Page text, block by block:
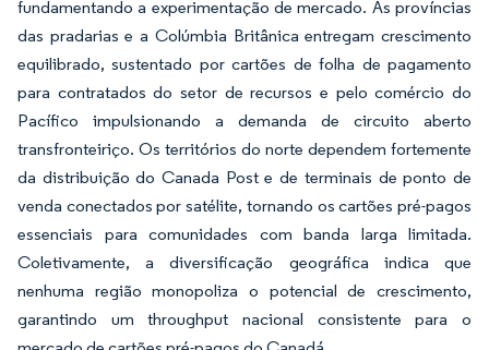
fundamentando a experimentação de mercado. As províncias
das pradarias e a Colúmbia Britânica entregam crescimento
equilibrado, sustentado por cartões de folha de pagamento
para contratados do setor de recursos e pelo comércio do
Pacífico impulsionando a demanda de circuito aberto
transfronteiriço. Os territórios do norte dependem fortemente
da distribuição do Canada Post e de terminais de ponto de
venda conectados por satélite, tornando os cartões pré-pagos
essenciais para comunidades com banda larga limitada.
Coletivamente, a diversificação geográfica indica que
nenhuma região monopoliza o potencial de crescimento,
garantindo um throughput nacional consistente para o